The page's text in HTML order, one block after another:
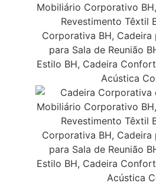
Mobiliário Corporativo
Revestimento Têxtil
Corporativa BH,
para Sala de Reunião
Estilo BH, Cadeira
Acústica